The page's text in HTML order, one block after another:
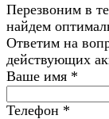
Перезвоним в
найдем
Ответим на
действующих
Ваше имя *
Телефон *